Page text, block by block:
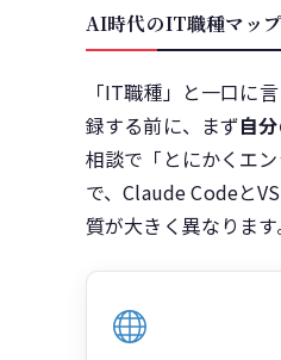
AI時代のIT職種マッ
「IT職種」と一口に
録する前に、まず自
相談で「とにかくエ
で、Claude Codeと
質が大きく異なります